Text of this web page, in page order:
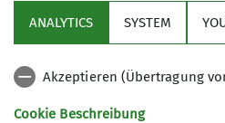
wichtige Infos
Partner
ANALYTICS SYSTEM
Akzeptieren (Übertragung
Cookie Beschreibung